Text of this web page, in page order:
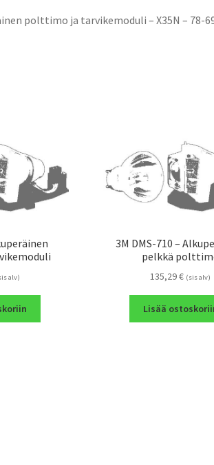
polttimo ja tarvikemoduli – X35N – 78-
alv)
3M DMS-710 –
pelkkä
135,29€ (sis alv)
Lisää